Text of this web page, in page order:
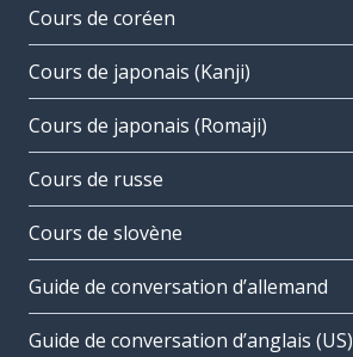
Cours de coréen
Cours de japonais (Kanji)
Cours de japonais (Romaji)
Cours de russe
Cours de slovène
Guide de conversation d’allemand
Guide de conversation d’anglais (US)